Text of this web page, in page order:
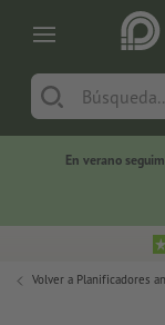
En verano
Volver a Planificadores